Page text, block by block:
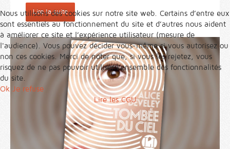
Lire la suite
Nous utilisons des cookies sur notre site web. Certains d’entre eux
sont essentiels au fonctionnement du site et d’autres nous aident
à améliorer ce site et l’expérience utilisateur (mesure de
l'audience). Vous pouvez décider vous-même si vous autorisez ou
non ces cookies. Merci de noter que, si vous les rejetez, vous
risquez de ne pas pouvoir utiliser l’ensemble des fonctionnalités
du site.
Ok Je refuse
Lire les CGU